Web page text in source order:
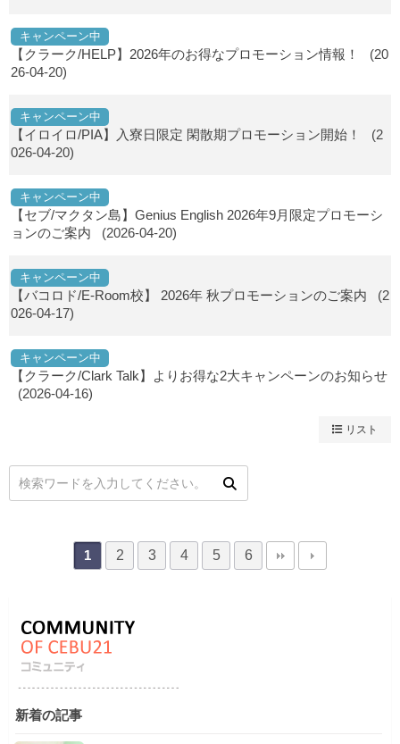
キャンペーン中
【クラーク/HELP】2026年のお得なプロモーション情報！
(20
26-04-20)
キャンペーン中
【イロイロ/PIA】入寮日限定 閑散期プロモーション開始！
(2
026-04-20)
キャンペーン中
【セブ/マクタン島】Genius English 2026年9月限定プロモーシ
ョンのご案内 (2026-04-20)
キャンペーン中
【バコロド/E-Room校】 2026年 秋プロモーションのご案内 (2
026-04-17)
キャンペーン中
【クラーク/Clark Talk】よりお得な2大キャンペーンのお知らせ
(2026-04-16)
リスト
1 2 3 4 5 6
新着の記事